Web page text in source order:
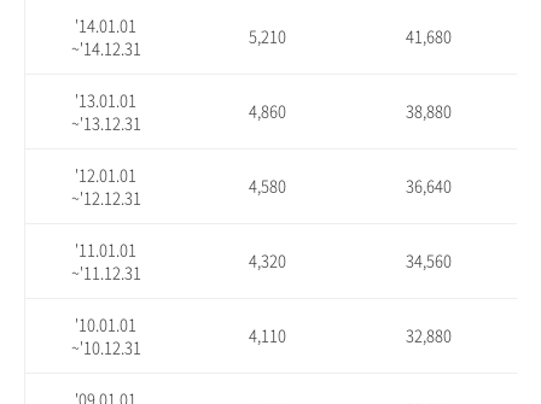
'14.01.01
~'14.12.31
5,210 41,680
'13.01.01
~'13.12.31
4,860 38,880
'12.01.01
~'12.12.31
4,580 36,640
'11.01.01
~'11.12.31
4,320 34,560
'10.01.01
~'10.12.31
4,110 32,880
'09.01.01